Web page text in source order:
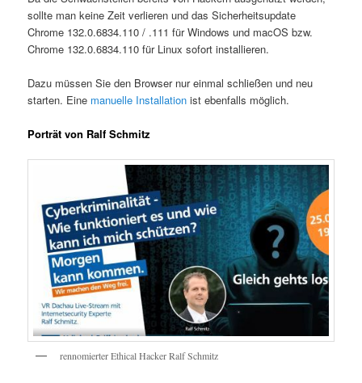
sollte man keine Zeit verlieren und das Sicherheitsupdate
Chrome 132.0.6834.110 / .111 für Windows und macOS bzw.
Chrome 132.0.6834.110 für Linux sofort installieren.
Dazu müssen Sie den Browser nur einmal schließen und neu
starten. Eine manuelle Installationist ebenfalls möglich.
Porträt von Ralf Schmitz
rennomierter Ethical Hacker Ralf Schmitz